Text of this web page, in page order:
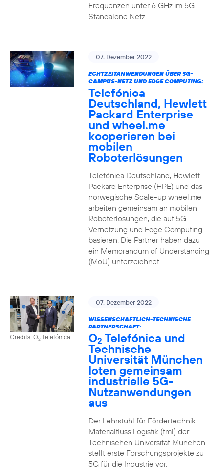
Frequenzen unter 6 GHz im 5G-
Standalone Netz.
07. Dezember 2022
ECHTZEITANWENDUNGEN ÜBER 5G-
CAMPUS-NETZ UND EDGE COMPUTING:
Telefónica
Deutschland, Hewlett
Packard Enterprise
und wheel.me
kooperieren bei
mobilen
Roboterlösungen
Telefónica Deutschland, Hewlett
Packard Enterprise (HPE) und das
norwegische Scale-up wheel.me
arbeiten gemeinsam an mobilen
Roboterlösungen, die auf 5G-
Vernetzung und Edge Computing
basieren. Die Partner haben dazu
ein Memorandum of Understanding
(MoU) unterzeichnet.
Credits: O2Telefónica
07. Dezember 2022
WISSENSCHAFTLICH-TECHNISCHE
PARTNERSCHAFT:
O2 Telefónica und
Technische
Universität München
loten gemeinsam
industrielle 5G-
Nutzanwendungen
aus
Der Lehrstuhl für Fördertechnik
Materialfluss Logistik (fml) der
Technischen Universität München
stellt erste Forschungsprojekte zu
5G für die Industrie vor.